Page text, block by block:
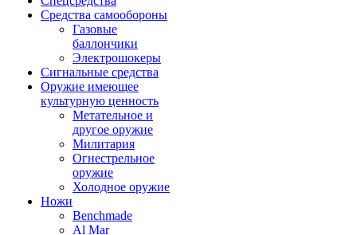
Средства самообороны
Газовые
баллончики
Электрошокеры
Сигнальные средства
Оружие имеющее
культурную ценность
Метательное и
другое оружие
Милитария
Огнестрельное
оружие
Холодное оружие
Ножи
Benchmade
Al Mar